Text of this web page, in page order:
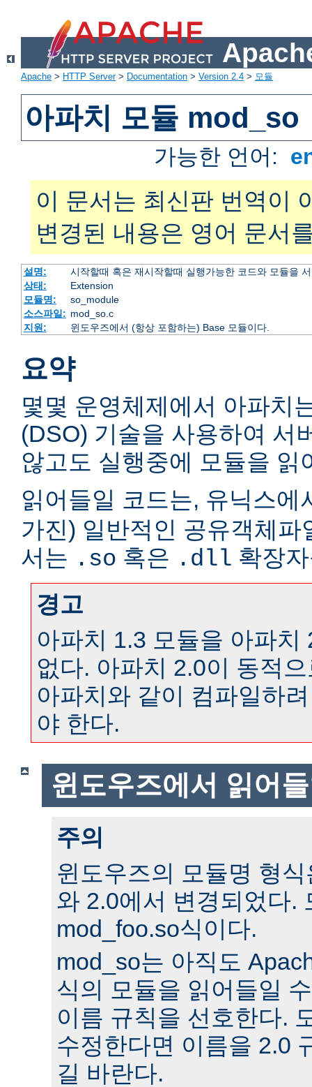
Apache > HTTP Server> Documentation > Version 2.4 > 모듈
아파치 모듈 mod_so
가능한 언어:
이 문서는 최신판 번역이
변경된 내용은 영어 문서
설명:
시작할때 혹은 재시작할때 실행가능한 코드와 모듈을
상태:
Extension
모듈명:
so_module
소스파일: mod_so.c
지원:
윈도우즈에서 (항상 포함하는) Base 모듈이다.
요약
몇몇 운영체제에서 아파치
(DSO) 기술을 사용하여 서
않고도 실행중에 모듈을 읽
읽어들일 코드는, 유닉스에
가진) 일반적인 공유객체파
서는 .so 혹은 .dll 확장
경고
아파치 1.3 모듈을 아파치
없다. 아파치 2.0이 동적
아파치와 같이 컴파일하
야 한다.
윈도우즈에서 읽어
주의
윈도우즈의 모듈명 형
와 2.0에서 변경되었다.
mod_foo.so식이다.
mod_so는 아직도
식의 모듈을 읽어들일
이름 규칙을 선호한다.
수정한다면 이름을 2.0
길 바란다.